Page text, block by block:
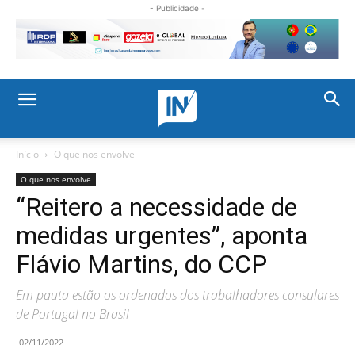
- Publicidade -
Início O que nos envolve
O que nos envolve
“Reitero a necessidade de
medidas urgentes”, aponta
Flávio Martins, do CCP
Em pauta estão os ordenados dos trabalhadores consulares
de Portugal no Brasil
02/11/2022